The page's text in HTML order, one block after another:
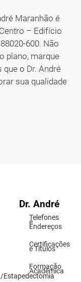
Maranhão é
– Edifício
600. Não
plano, marque
o Dr. André
sua qualidade
Estapedectomia
Dr. André
Telefones
e
Endereços
Certificações
e Títulos
Formação
Acadêmica